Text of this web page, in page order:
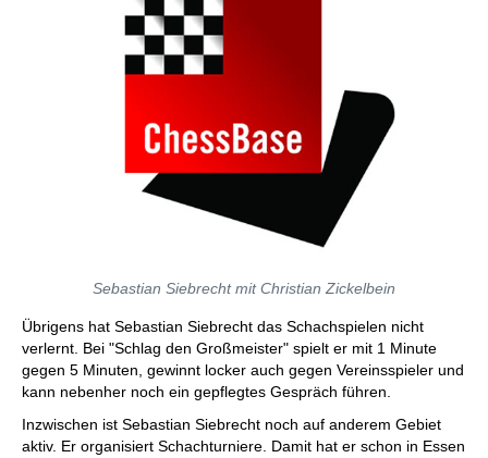
Sebastian Siebrecht mit Christian Zickelbein
Übrigens hat Sebastian Siebrecht das Schachspielen nicht
verlernt. Bei "Schlag den Großmeister" spielt er mit 1 Minute
gegen 5 Minuten, gewinnt locker auch gegen Vereinsspieler und
kann nebenher noch ein gepflegtes Gespräch führen.
Inzwischen ist Sebastian Siebrecht noch auf anderem Gebiet
aktiv. Er organisiert Schachturniere. Damit hat er schon in Essen